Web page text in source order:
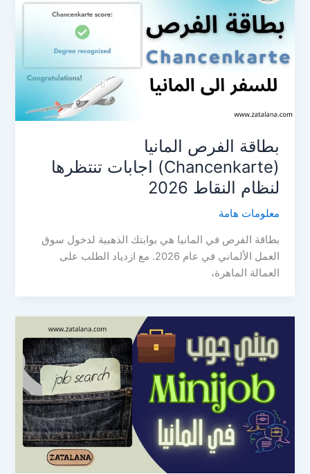
بطاقة الفرص المانيا
(Chancenkarte) اجابات تنتظرها
لنظام النقاط 2026
معلومات هامة
بطاقة الفرص في المانيا هي بوابتك الذهبية لدخول سوق
العمل الألماني في عام 2026. مع ازدياد الطلب على
العمالة الماهرة،